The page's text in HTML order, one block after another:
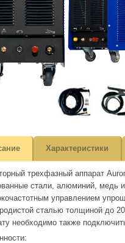
Характеристики
трехфазный аппарат
стали, алюминий, медь
управлением
сталью толщиной до
необходимо также